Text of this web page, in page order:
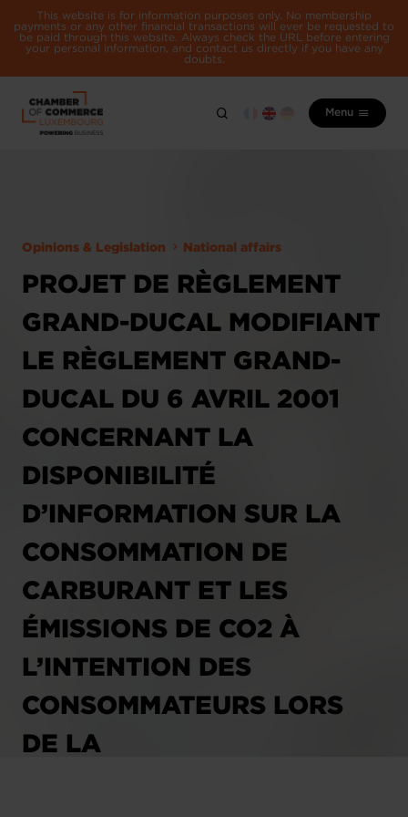
This website is for information purposes only. No membership
payments or any other financial transactions will ever be requested to
be paid through this website. Always check the URL before entering
your personal information, and contact us directly if you have any
doubts.
Menu
Opinions & Legislation National affairs
PROJET DE RÈGLEMENT
GRAND-DUCAL MODIFIANT
LE RÈGLEMENT GRAND-
DUCAL DU 6 AVRIL 2001
CONCERNANT LA
DISPONIBILITÉ
D’INFORMATION SUR LA
CONSOMMATION DE
CARBURANT ET LES
ÉMISSIONS DE CO2 À
L’INTENTION DES
CONSOMMATEURS LORS
DE LA